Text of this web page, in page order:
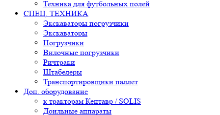
Техника для футбольных полей
СПЕЦ. ТЕХНИКА
Экскаваторы погрузчики
Экскаваторы
Погрузчики
Вилочные погрузчики
Ричтраки
Штабелеры
Транспортировщики паллет
Доп. оборудование
к тракторам Кентавр / SOLIS
Доильные аппараты